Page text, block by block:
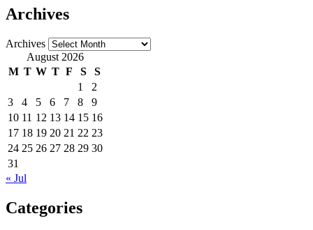
Archives
Archives
August 2026
M T W T F S
S
1
2
3
4 5 6 7 8
9
10 11 12 13 14 15 16
17 18 19 20 21 22 23
24 25 26 27 28 29 30
31
« Jul
Categories